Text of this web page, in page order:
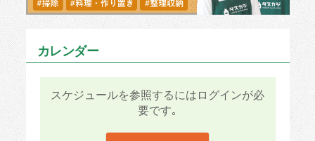
カレンダー
スケジュールを参照するにはログインが必
要です｡